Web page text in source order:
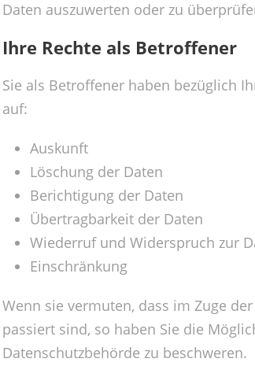
Daten auszuwerten oder zu
Ihre Rechte als Betroffener
Sie als Betroffener haben bezüglich
auf:
Auskunft
Löschung der Daten
Berichtigung der Daten
Übertragbarkeit der Daten
Wiederruf und Widerspruch zur
Einschränkung
Wenn sie vermuten, dass im Zuge
passiert sind, so haben Sie die
Datenschutzbehörde zu beschweren.